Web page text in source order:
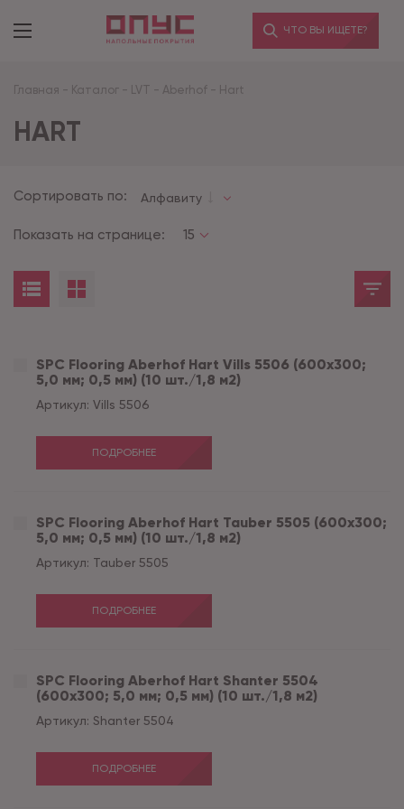
ЧТО ВЫ ИЩЕТЕ?
Главная - Каталог - LVT - Aberhof - Hart
HART
Сортировать по: Алфавиту
Показать на странице: 15
SPC Flooring Aberhof Hart Vills 5506 (600х300;
5,0 мм; 0,5 мм) (10 шт./1,8 м2)
Артикул: Vills 5506
ПОДРОБНЕЕ
SPC Flooring Aberhof Hart Tauber 5505 (600х300;
5,0 мм; 0,5 мм) (10 шт./1,8 м2)
Артикул: Tauber 5505
ПОДРОБНЕЕ
SPC Flooring Aberhof Hart Shanter 5504
(600х300; 5,0 мм; 0,5 мм) (10 шт./1,8 м2)
Артикул: Shanter 5504
ПОДРОБНЕЕ